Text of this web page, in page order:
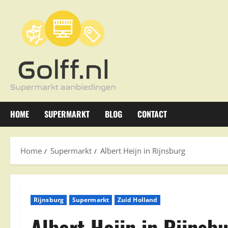
inhoud
HOME SUPERMARKT BLOG CONTACT
Home Supermarkt Albert Heijn in Rijnsburg
Rijnsburg Supermarkt Zuid Holland